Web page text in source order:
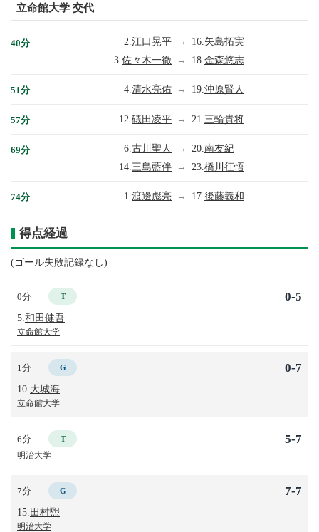
立命館大学 交代
40分 2. 江口晃平 → 16. 矢島拓実
3. 佐々木一徹 → 18. 金森悠志
51分 4. 清水亮佑 → 19. 沖原賢人
57分 12. 礒田凌平 → 21. 三輪貴将
69分 6. 古川聖人 → 20. 南友紀
14. 三島藍伴 → 23. 橋川征悟
74分 1. 渡邊彪亮 → 17. 後藤義和
得点経過
(ゴール失敗記録なし)
0分 T
5. 和田健吾
立命館大学
0-5
1分 G
10. 大城海
立命館大学
0-7
6分 T
明治大学
5-7
7分 G
15. 田村煕
明治大学
7-7